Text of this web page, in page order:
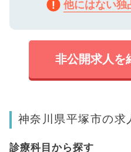
他にはない独
非公開求人を
神奈川県平塚市の求
診療科目から探す